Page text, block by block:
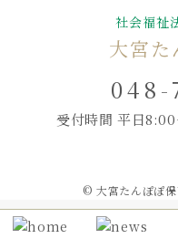
社会福祉
大宮た
048-
受付時間 平日
© 大宮たんぽぽ